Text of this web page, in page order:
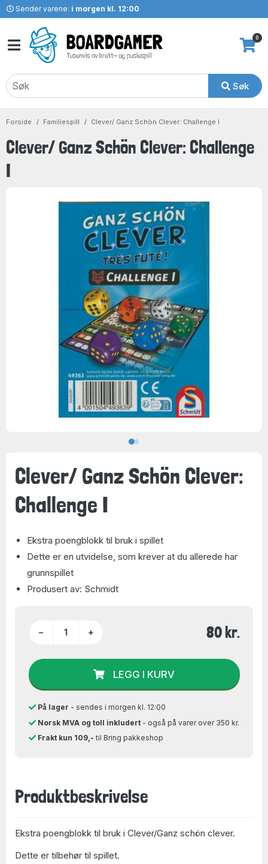
Sender varene: i morgen kl. 12:00
Søk
0
Forside Familiespill Clever/ Ganz Schön Clever: Challenge I
Clever/ Ganz Schön Clever: Challenge
I
Clever/ Ganz Schön Clever:
Challenge I
Ekstra poengblokk til bruk i spillet
Dette er en utvidelse, som krever at du allerede har
grunnspillet
Produsert av: Schmidt
− + 80 kr.
LEGG I KURV
På lager - sendes i morgen kl. 12:00
Norsk MVA og toll inkludert- også på varer over 350 kr.
Frakt kun 109,- til Bring pakkeshop
Produktbeskrivelse
Ekstra poengblokk til bruk i Clever/Ganz schön clever.
Dette er tilbehør til spillet.